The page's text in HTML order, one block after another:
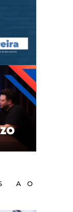
AO